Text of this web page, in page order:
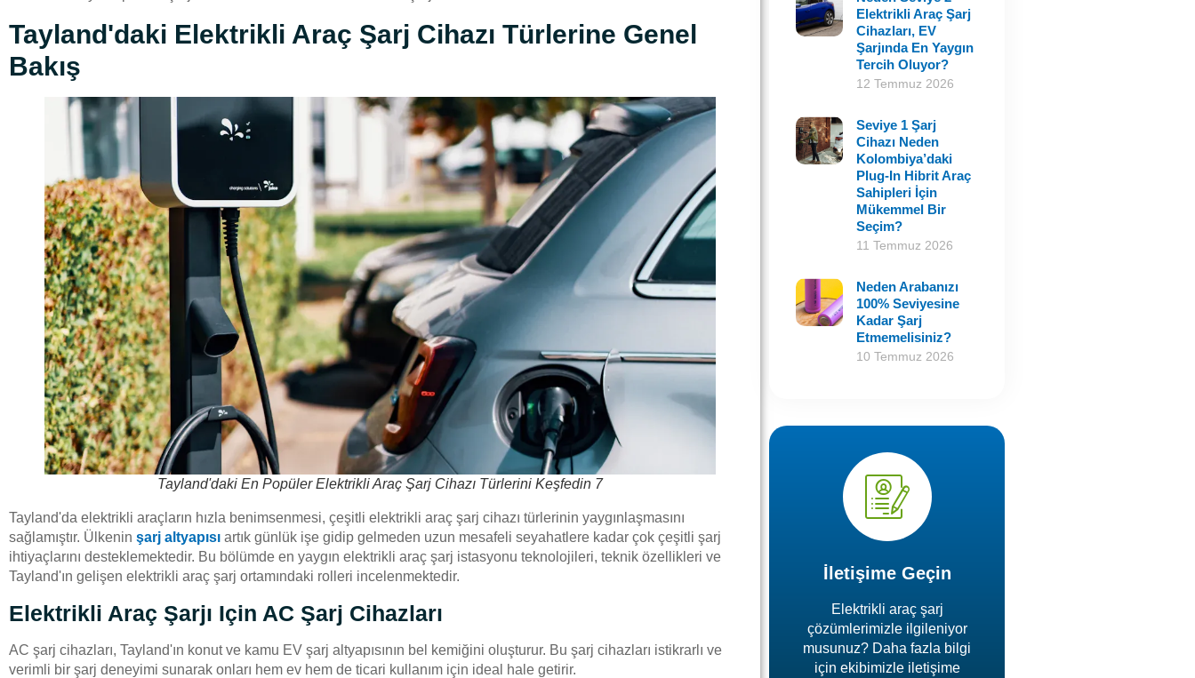
Tayland'daki Elektrikli Araç Şarj Cihazı Türlerine Genel
Bakış
Tayland'daki En Popüler Elektrikli Araç Şarj Cihazı Türlerini Keşfedin 7
Tayland'da elektrikli araçların hızla benimsenmesi, çeşitli elektrikli araç şarj cihazı türlerinin yaygınlaşmasını
sağlamıştır. Ülkenin şarj altyapısı artık günlük işe gidip gelmeden uzun mesafeli seyahatlere kadar çok çeşitli şarj
ihtiyaçlarını desteklemektedir. Bu bölümde en yaygın elektrikli araç şarj istasyonu teknolojileri, teknik özellikleri ve
Tayland'ın gelişen elektrikli araç şarj ortamındaki rolleri incelenmektedir.
Elektrikli Araç Şarjı Için AC Şarj Cihazları
AC şarj cihazları, Tayland'ın konut ve kamu EV şarj altyapısının bel kemiğini oluşturur. Bu şarj cihazları istikrarlı ve
verimli bir şarj deneyimi sunarak onları hem ev hem de ticari kullanım için ideal hale getirir.
Elektrikli Araç Şarj
Cihazları, EV
Şarjında En Yaygın
Tercih Oluyor?
12 Temmuz 2026
Seviye 1 Şarj
Cihazı Neden
Kolombiya’daki
Plug-In Hibrit Araç
Sahipleri İçin
Mükemmel Bir
Seçim?
11 Temmuz 2026
Neden Arabanızı
100% Seviyesine
Kadar Şarj
Etmemelisiniz?
10 Temmuz 2026
İletişime Geçin
Elektrikli araç şarj
çözümlerimizle ilgileniyor
musunuz? Daha fazla bilgi
için ekibimizle iletişime